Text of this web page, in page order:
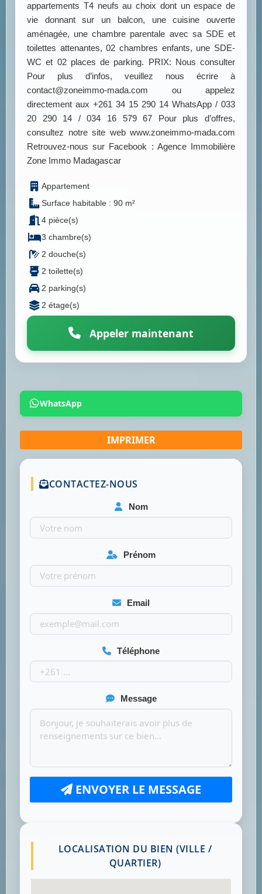
appartements T4 neufs au choix dont un espace de
vie donnant sur un balcon, une cuisine ouverte
aménagée, une chambre parentale avec sa SDE et
toilettes attenantes, 02 chambres enfants, une SDE-
WC et 02 places de parking. PRIX: Nous consulter
Pour plus d’infos, veuillez nous écrire à
contact@zoneimmo-mada.com ou appelez
directement aux +261 34 15 290 14 WhatsApp / 033
20 290 14 / 034 16 579 67 Pour plus d’offres,
consultez notre site web www.zoneimmo-mada.com
Retrouvez-nous sur Facebook : Agence Immobilière
Zone Immo Madagascar
Appartement
Surface habitable : 90 m²
4 pièce(s)
3 chambre(s)
2 douche(s)
2 toilette(s)
2 parking(s)
2 étage(s)
Appeler maintenant
WhatsApp
CONTACTEZ-NOUS
Nom
Prénom
Email
Téléphone
Message
ENVOYER LE MESSAGE
LOCALISATION DU BIEN (VILLE /
QUARTIER)